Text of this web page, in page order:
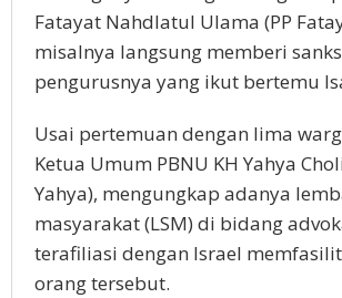
Fatayat Nahdlatul Ulama (PP
misalnya langsung memberi
pengurusnya yang ikut bertemu
Usai pertemuan dengan lima
Ketua Umum PBNU KH Yahya
Yahya), mengungkap adanya
masyarakat (LSM) di bidang
terafiliasi dengan Israel
orang tersebut.